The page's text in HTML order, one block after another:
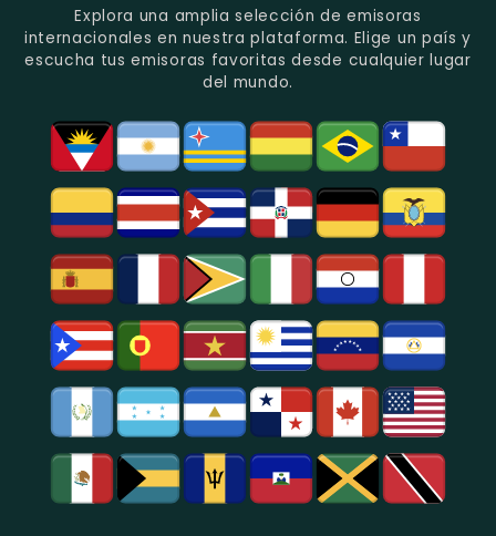
Recuerdo
En
Quito.
Los
Deportes
En
Guayaquil.
Folclore
En
Azogues.
Explora una amplia selección de emisoras
internacionales en nuestra plataforma. Elige un país y
escucha tus emisoras favoritas desde cualquier lugar
del mundo.